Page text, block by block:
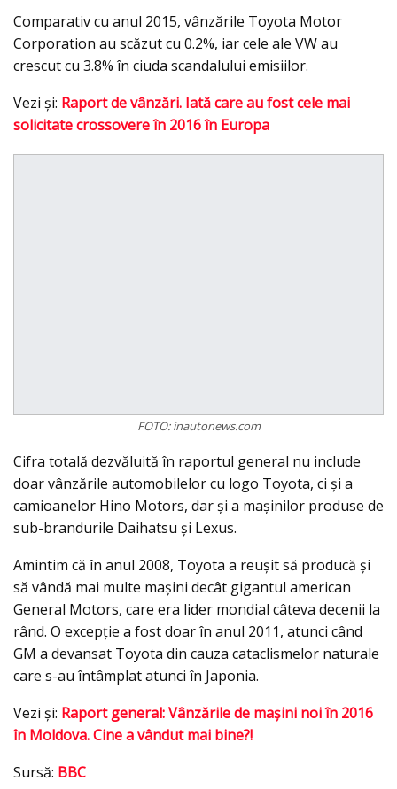
Comparativ cu anul 2015, vânzările Toyota Motor
Corporation au scăzut cu 0.2%, iar cele ale VW au
crescut cu 3.8% în ciuda scandalului emisiilor.
Vezi şi: Raport de vânzări. Iată care au fost cele mai
solicitate crossovere în 2016 în Europa
FOTO: inautonews.com
Cifra totală dezvăluită în raportul general nu include
doar vânzările automobilelor cu logo Toyota, ci şi a
camioanelor Hino Motors, dar şi a maşinilor produse de
sub-brandurile Daihatsu şi Lexus.
Amintim că în anul 2008, Toyota a reuşit să producă şi
să vândă mai multe maşini decât gigantul american
General Motors, care era lider mondial câteva decenii la
rând. O excepţie a fost doar în anul 2011, atunci când
GM a devansat Toyota din cauza cataclismelor naturale
care s-au întâmplat atunci în Japonia.
Vezi şi: Raport general: Vânzările de mașini noi în 2016
în Moldova. Cine a vândut mai bine?!
Sursă: BBC